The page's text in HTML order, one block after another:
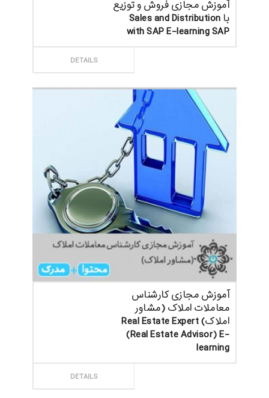
آموزش مجازی فروش و توزیع
با Sales and Distribution
with SAP E-learning SAP
DETAILS
آموزش مجازی کارشناس
معاملات املاک (مشاور
املاک) Real Estate Expert
(Real Estate Advisor) E-
learning
DETAILS